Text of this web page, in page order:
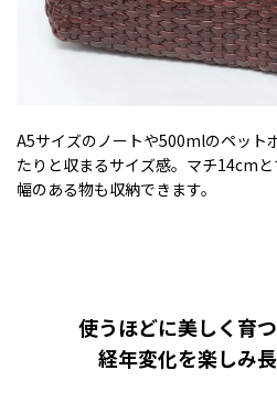
A5サイズのノートや500mlのペット
たりと収まるサイズ感。マチ14cm
幅のある物も収納できます。
使うほどに美しく育
経年変化を楽しみ